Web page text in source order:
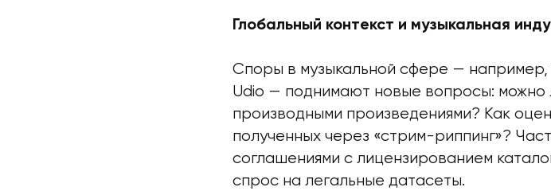
Глобальный контекст и музыкальная
Споры в музыкальной сфере — например,
Udio — поднимают новые вопросы: можно
производными произведениями? Как
полученных через «стрим-риппинг»?
соглашениями с лицензированием
спрос на легальные датасеты.